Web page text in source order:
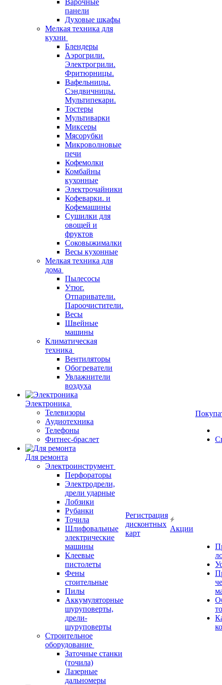
Варочные
панели
Духовые шкафы
Мелкая техника для
кухни
Блендеры
Аэрогрили.
Электрогрили.
Фритюрницы.
Вафельницы.
Сэндвичницы.
Мультипекари.
Тостеры
Мультиварки
Миксеры
Мясорубки
Микроволновые
печи
Кофемолки
Комбайны
кухонные
Электрочайники
Кофеварки. и
Кофемашины
Сушилки для
овощей и
фруктов
Соковыжималки
Весы кухонные
Мелкая техника для
дома
Пылесосы
Утюг.
Отпариватели.
Пароочистители.
Весы
Швейные
машины
Климатическая
техника
Вентиляторы
Обогреватели
Увлажнители
воздуха
Электроника
Телевизоры
Аудиотехника
Телефоны
Фитнес-браслет
Для ремонта
Электроинструмент
Перфораторы
Электродрели,
дрели ударные
Лобзики
Рубанки
Точила
Шлифовальные
электрические
машины
Клеевые
пистолеты
Фены
стоительные
Пилы
Аккумуляторные
шуруповерты,
дрели-
шуруповерты
Строительное
оборудование
Заточные станки
(точила)
Лазерные
дальномеры
Регистрация
дисконтных
карт
Акции